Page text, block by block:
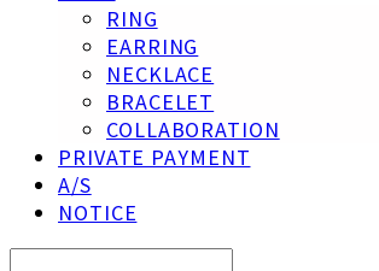
RING
EARRING
NECKLACE
BRACELET
COLLABORATION
PRIVATE PAYMENT
A/S
NOTICE